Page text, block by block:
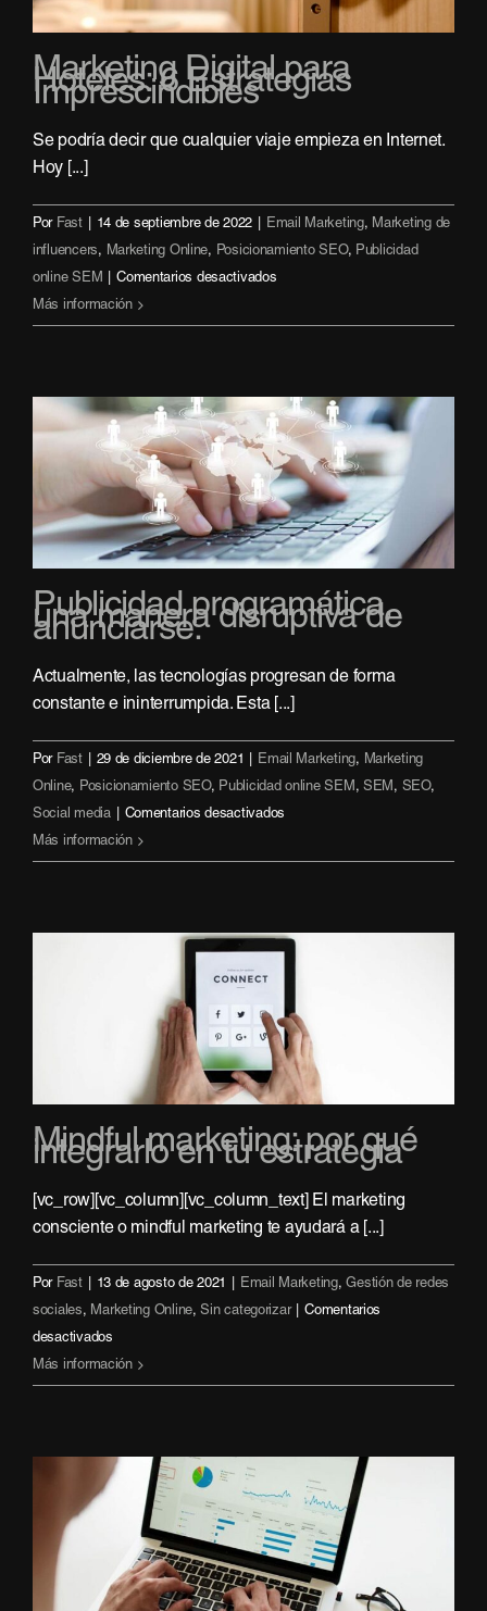
Marketing Digital para
Hoteles: 6 Estrategias
Imprescindibles
Se podría decir que cualquier viaje empieza en Internet.
Hoy [...]
Por Fast 14 de septiembre de 2022 Email Marketing, Marketing de
influencers, Marketing Online, Posicionamiento SEO, Publicidad
online SEM Comentarios desactivadosen
6
Estrategias
Imprescindibles
Más información
Publicidad programática,
una manera disruptiva de
anunciarse.
Actualmente, las tecnologías progresan de forma
constante e ininterrumpida. Esta [...]
Por Fast 29 de diciembre de 2021 Email Marketing, Marketing
Online, Posicionamiento SEO, Publicidad online SEM ,SEM , SEO,
Social media Comentarios desactivados
disruptiva
Más información
Mindful marketing: por qué
integrarlo en tu estrategia
[vc_row][vc_column][vc_column_text] El marketing
consciente o mindful marketing te ayudará a [...]
Por Fast 13 de agosto de 2021 Email Marketing,Gestión de redes
sociales, Marketing Online,Sin categorizar Comentarios
desactivadosen
Mindful
integrarlo
estrategia
Más información